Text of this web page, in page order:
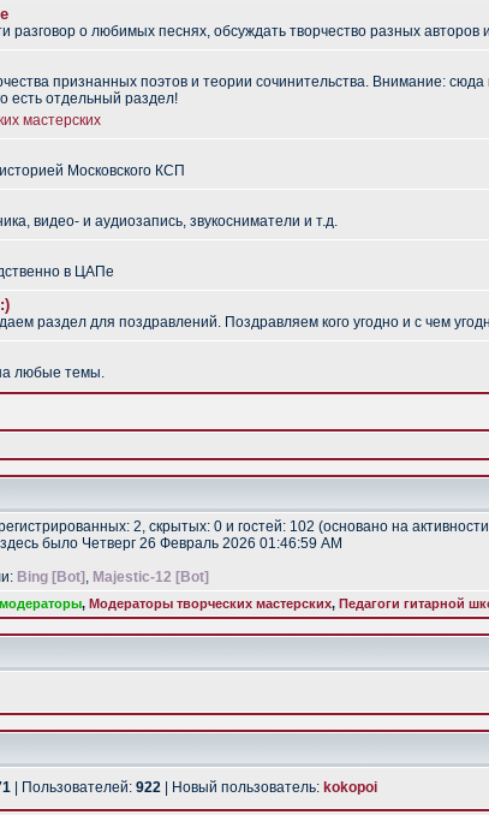
разговор о любимых песнях, обсуждать творчество разных авторов
признанных поэтов и теории сочинительства. Внимание: сюда
есть отдельный раздел!
мастерских
Московского КСП
видео- и аудиозапись, звукосниматели и т.д.
в ЦАПе
раздел для поздравлений. Поздравляем кого угодно и с чем
любые темы.
2, скрытых: 0 и гостей: 102 (основано на
было Четверг 26 Февраль 2026 01:46:59 AM
Bing [Bot] , Majestic-12 [Bot]
, Модераторы творческих мастерских, Педагоги гитарной
| Пользователей: 922 | Новый пользователь: kokopoi